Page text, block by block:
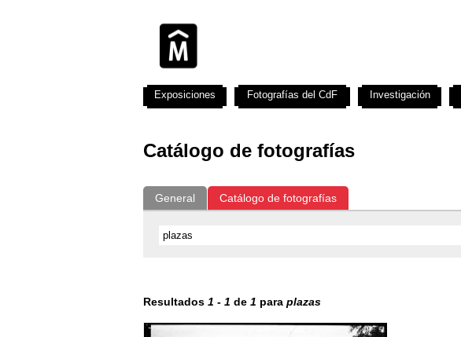
Catálogo de fotografías
General Catálogo de fotografías
Resultados 1 - 1 de 1 para plazas
Exposiciones Fotografías del CdF Investigación